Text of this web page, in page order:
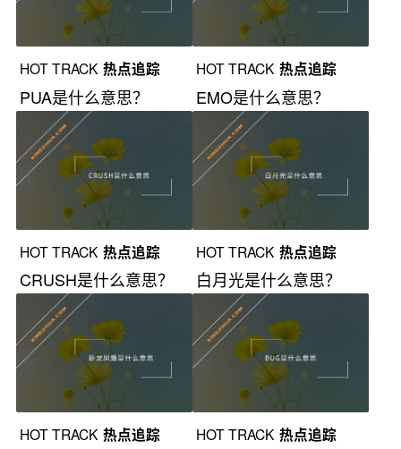
HOT TRACK 热点追踪
PUA是什么意思？
HOT TRACK 热点追踪
EMO是什么意思？
HOT TRACK 热点追踪
CRUSH是什么意思？
HOT TRACK 热点追踪
白月光是什么意思？
HOT TRACK 热点追踪 HOT TRACK 热点追踪